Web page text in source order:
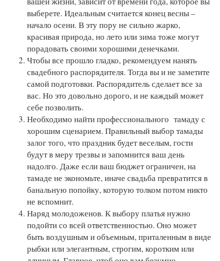
выберете. Идеальным считается конец весны –
начало осени. В эту пору не сильно жарко,
красивая природа, но лето или зима тоже могут
порадовать своими хорошими денечками.
Чтобы все прошло гладко, рекомендуем нанять
свадебного распорядителя. Тогда вы и не заметите
самой подготовки. Распорядитель сделает все за
вас. Но это довольно дорого, и не каждый может
себе позволить.
Необходимо найти профессионального тамаду с
хорошим сценарием. Правильный выбор тамады
залог того, что праздник будет веселым, гости
будут в меру трезвы и запомнится ваш день
надолго. Даже если ваш бюджет ограничен, на
тамаде не экономьте, иначе свадьба превратится в
банальную попойку, которую толком потом никто
не вспомнит.
Наряд молодоженов. К выбору платья нужно
подойти со всей ответственностью. Оно может
быть воздушным и объемным, приталенным в виде
рыбки или элегантным, строгим, коротким или